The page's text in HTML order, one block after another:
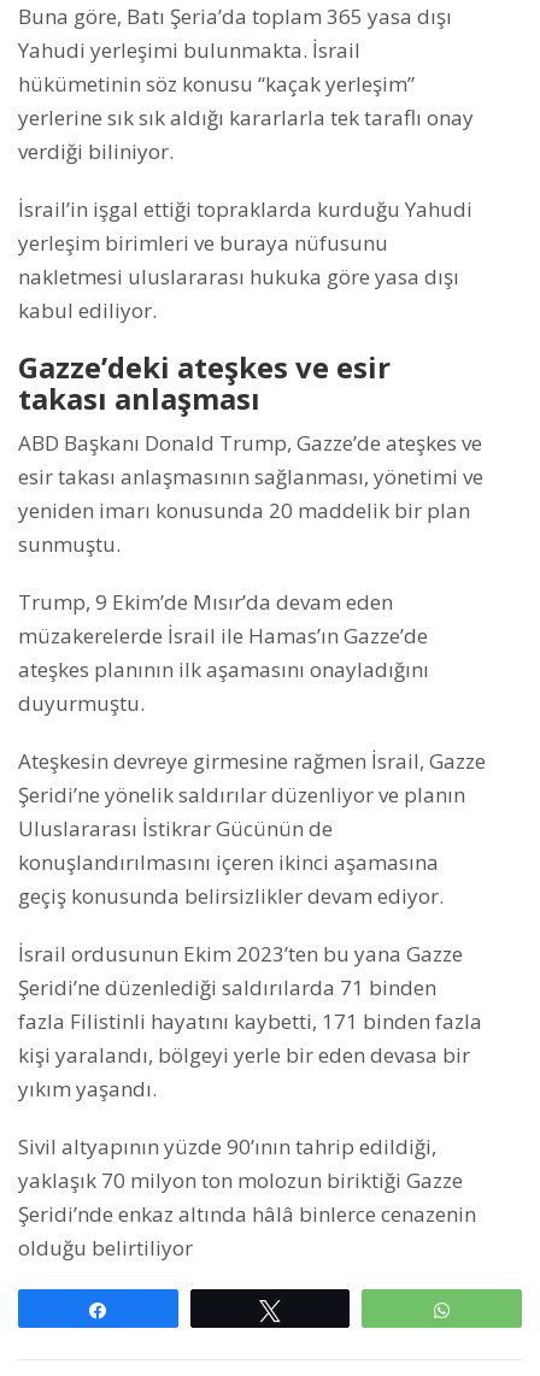
Buna göre, Batı Şeria’da toplam 365 yasa dışı
Yahudi yerleşimi bulunmakta. İsrail
hükümetinin söz konusu “kaçak yerleşim”
yerlerine sık sık aldığı kararlarla tek taraflı onay
verdiği biliniyor.
İsrail’in işgal ettiği topraklarda kurduğu Yahudi
yerleşim birimleri ve buraya nüfusunu
nakletmesi uluslararası hukuka göre yasa dışı
kabul ediliyor.
Gazze’deki ateşkes ve esir
takası anlaşması
ABD Başkanı Donald Trump, Gazze’de ateşkes ve
esir takası anlaşmasının sağlanması, yönetimi ve
yeniden imarı konusunda 20 maddelik bir plan
sunmuştu.
Trump, 9 Ekim’de Mısır’da devam eden
müzakerelerde İsrail ile Hamas’ın Gazze’de
ateşkes planının ilk aşamasını onayladığını
duyurmuştu.
Ateşkesin devreye girmesine rağmen İsrail, Gazze
Şeridi’ne yönelik saldırılar düzenliyor ve planın
Uluslararası İstikrar Gücünün de
konuşlandırılmasını içeren ikinci aşamasına
geçiş konusunda belirsizlikler devam ediyor.
İsrail ordusunun Ekim 2023’ten bu yana Gazze
Şeridi’ne düzenlediği saldırılarda 71 binden
fazla Filistinli hayatını kaybetti, 171 binden fazla
kişi yaralandı, bölgeyi yerle bir eden devasa bir
yıkım yaşandı.
Sivil altyapının yüzde 90’ının tahrip edildiği,
yaklaşık 70 milyon ton molozun biriktiği Gazze
Şeridi’nde enkaz altında hâlâ binlerce cenazenin
olduğu belirtiliyor